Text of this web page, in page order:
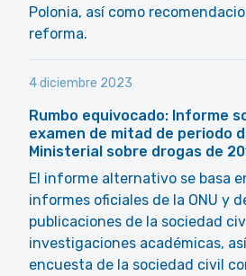
Polonia, así como
reforma.
4 diciembre 2023
Rumbo equivocado: Informe
examen de mitad de periodo
Ministerial sobre drogas de
El informe alternativo se basa
informes oficiales de la ONU y
publicaciones de la sociedad
investigaciones académicas,
encuesta de la sociedad civil